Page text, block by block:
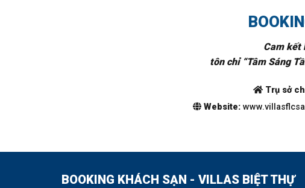
Cam kết
tôn chỉ “Tâm Sáng
Trụ sở
Website:
BOOKING KHÁCH SẠN - VILLAS BIỆT THỰ